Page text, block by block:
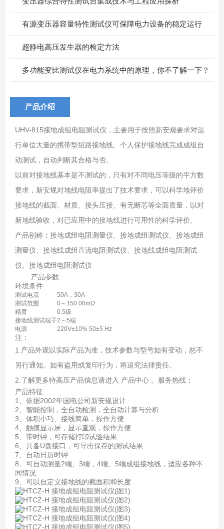
有源变压器容量特性测试仪可保障电力设备的稳定运行
超静电高压发生器的检定方法
多功能变比测试仪在电力系统中的原理，你不了解一下？
产品介绍
UHV-815接地成组电阻测试仪，主要用于按照新安规要求对运
行单位大量的携带型短路接地线、个人保护接地线完成成组自
动测试，自动判断其合格与否。
以前对接地线基本是不测试的，只有对不同电压等级的平方数
要求，新安规对地线电阻率提出了技术要求，可以科学地评价
接地线的截面、材质、接头压接、有无断芯等全面质量，以对
新地线验收，对已应用中的接地线进行可用性的科学评价。
产品别称：接地成组电阻测量仪、接地成组测试仪、接地成组
测量仪、接地线成组直流电阻测试仪、接地线成组电阻测试
仪、接地成组电阻测试仪
产品参数
环境条件
测试电流
50A，30A
测试范围
0～150.00mΩ
精度
0.5级
接地线测试端子2～5端
电源
220V±10% 50±5 Hz
注：
1.产品外观以实际产品为准，技术参数与型号如有变动，恕不
另行通知。如有盗用或复印行为，将追究法律责任。
2.了解更多特高压产品信息请进入 产品中心 。服务热线：
产品特征
1、依据2002年国电公司新安规设计
2、智能控制，全自动检测，全自动计算与分析
3、体积小巧、接线简单，操作方便
4、触摸显示屏，显示直观，操作方便
5、带时钟，可存储打印试验结果
6、具备U盘接口，可导出保存的测试结果
7、自动日历时钟
8、可自动测量2端、3端，4端、5端成组接地线，适应各种不
同情况
9、可以自定义接地线的截面积和长度